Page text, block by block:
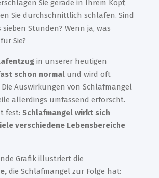
Sie gerade in Ihrem Kopf,
Sie durchschnittlich schlafen. Sind
sieben Stunden? Wenn ja, was
Sie?
in unserer heutigen
schon normal und wird oft
Die Auswirkungen von Schlafmangel
allerdings umfassend erforscht.
fest: Schlafmangel wirkt sich
verschiedene Lebensbereiche
Grafik illustriert die
die Schlafmangel zur Folge hat: